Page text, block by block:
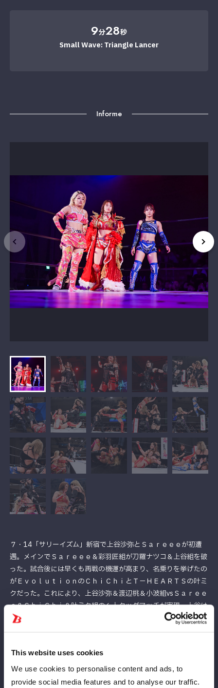
This website uses cookies
We use cookies to personalise content and ads, to
provide social media features and to analyse our traffic.
9分28秒
Small Wave: Triangle Lancer
Informe
７・14「サリーイズム」新宿で上谷沙弥とＳａｒｅｅｅが初遭
遇。メインでＳａｒｅｅｅ＆彩羽匠組が刀羅ナツコ＆上谷組を破
った。試合後には早くも再戦の機運が高まり、名乗りを挙げたの
がＥｖｏｌｕｔｉｏｎのＣｈｉＣｈｉとＴ－ＨＥＡＲＴＳの叶ミ
クだった。これにより、上谷沙弥＆渡辺桃＆小波組vsＳａｒｅｅ
ｅ＆ＣｈｉＣｈｉ＆叶ミク組の６人タッグマッチが実現。上谷は
７・21札幌でなつぽいを破り、赤いベルトを保持したまま登
場、ＳａｒｅｅｅはＩＷＧＰ女子王者として参戦、このあとも５
ーグ戦を睨んだ闘いにもなり、さくらあやと仙女ジュニア王座を
争ってきたＣｈｉＣｈｉ、堀田祐美子の弟子である叶には絶好の
アピールチャンスにもなる。